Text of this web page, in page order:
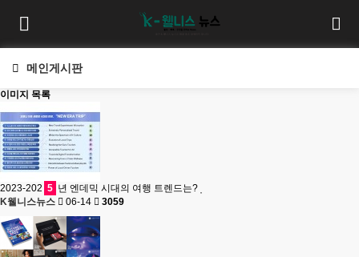
메인게시판
이미지 목록
2023-202 5 년 엔데믹 시대의 여행 트렌드는?
K웰니스뉴스
06-14 3059